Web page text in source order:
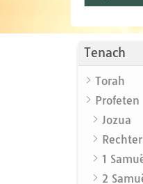
Tenach
Torah
Profeten
Jozua
1
2